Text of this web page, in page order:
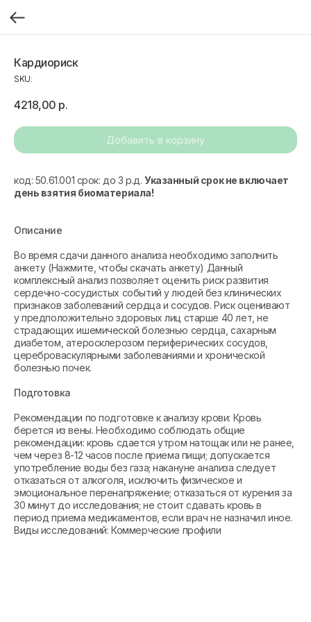
Кардиориск
SKU:
4218,00 р.
Добавить в корзину
код: 50.61.001 срок: до 3 р.д. Указанный срок не включает
день взятия биоматериала!
Описание
Во время сдачи данного анализа необходимо заполнить
анкету (Нажмите, чтобы скачать анкету) Данный
комплексный анализ позволяет оценить риск развития
сердечно-сосудистых событий у людей без клинических
признаков заболеваний сердца и сосудов. Риск оценивают
у предположительно здоровых лиц старше 40 лет, не
страдающих ишемической болезнью сердца, сахарным
диабетом, атеросклерозом периферических сосудов,
цереброваскулярными заболеваниями и хронической
болезнью почек.
Подготовка
Рекомендации по подготовке к анализу крови: Кровь
берется из вены. Необходимо соблюдать общие
рекомендации: кровь сдается утром натощак или не ранее,
чем через 8-12 часов после приема пищи; допускается
употребление воды без газа; накануне анализа следует
отказаться от алкоголя, исключить физическое и
эмоциональное перенапряжение; отказаться от курения за
30 минут до исследования; не стоит сдавать кровь в
период приема медикаментов, если врач не назначил иное.
Виды исследований: Коммерческие профили